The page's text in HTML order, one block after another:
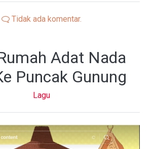
Tidak ada komentar.
Adat Nada
Puncak Gunung
Lagu